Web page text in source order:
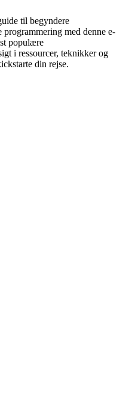
til begyndere
programmering med denne e-
populære
i ressourcer, teknikker og
din rejse.